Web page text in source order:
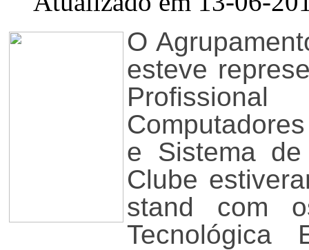
O
esteve
e Sistema
Clube
stand com
Tecnológica